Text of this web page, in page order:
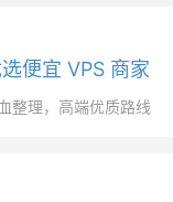
便宜 VPS 商家
整理，高端优质路线